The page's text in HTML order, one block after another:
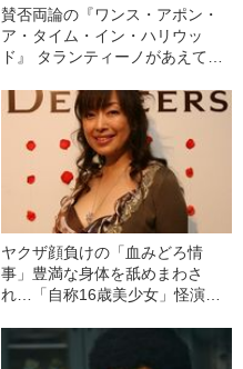
賛否両論の『ワンス・アポン・
ア・タイム・イン・ハリウッ
ド』 タランティーノがあえて描
ヤクザ顔負けの「血みどろ情
事」豊満な身体を舐めまわさ
れ…「自称16歳美少女」怪演
ぎる“熟れ方”